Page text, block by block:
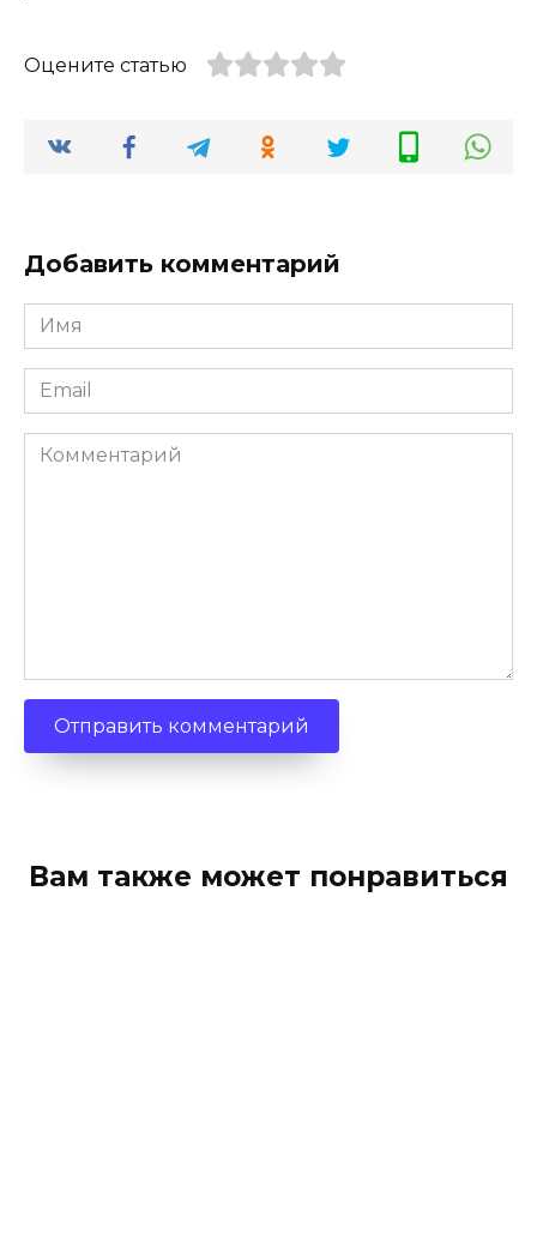
Оцените статью
Добавить комментарий
Имя
Email
Комментарий
Вам также может понравиться